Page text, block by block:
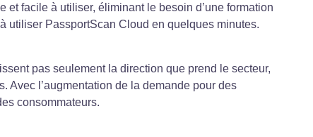
facile à utiliser, éliminant le besoin d’une formation
utiliser PassportScan Cloud en quelques minutes.
pas seulement la direction que prend le secteur,
Avec l’augmentation de la demande pour des
consommateurs.